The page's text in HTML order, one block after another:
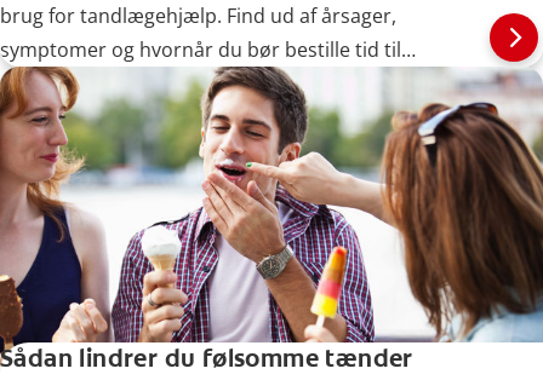
brug for tandlægehjælp. Find ud af årsager,
symptomer og hvornår du bør bestille tid til
behandling.
Sådan lindrer du følsomme tænder